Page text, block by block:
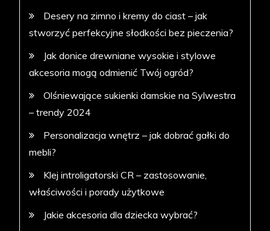
Desery na zimno i kremy do ciast – jak
stworzyć perfekcyjne słodkości bez pieczenia?
Jak donice drewniane wysokie i stylowe
akcesoria mogą odmienić Twój ogród?
Olśniewające sukienki damskie na Sylwestra
– trendy 2024
Personalizacja wnętrz – jak dobrać gałki do
mebli?
Klej introligatorski CR – zastosowanie,
właściwości i porady użytkowe
Jakie akcesoria dla dziecka wybrać?